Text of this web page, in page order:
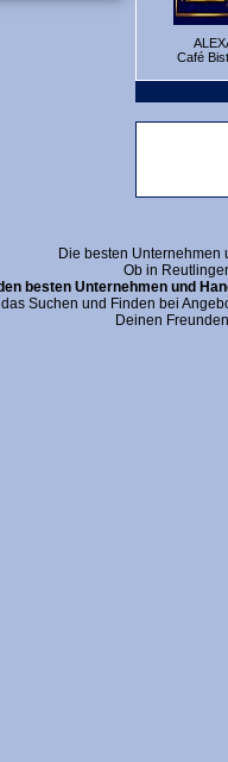
Café
Die besten Unternehmen
Ob in
besten Unternehmen und
Suchen und Finden bei
Deinen